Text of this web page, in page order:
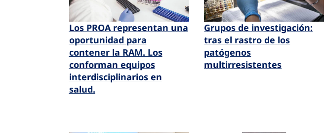
Los PROA representan una
oportunidad para
contener la RAM. Los
conforman equipos
interdisciplinarios en
salud.
Grupos de investigación:
tras el rastro de los
patógenos
multirresistentes